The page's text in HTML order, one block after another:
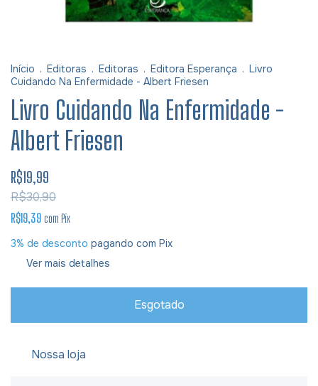
Início . Editoras . Editoras . Editora Esperança . Livro
Cuidando Na Enfermidade - Albert Friesen
Livro Cuidando Na Enfermidade -
Albert Friesen
R$19,99
R$30,90
R$19,39 com Pix
3% de desconto pagando com Pix
Ver mais detalhes
Nossa loja